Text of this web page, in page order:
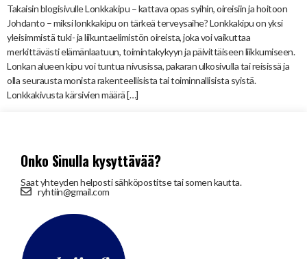
Takaisin blogisivulle Lonkkakipu – kattava opas syihin, oireisiin ja hoitoon
Johdanto – miksi lonkkakipu on tärkeä terveysaihe? Lonkkakipu on yksi
yleisimmistä tuki- ja liikuntaelimistön oireista, joka voi vaikuttaa
merkittävästi elämänlaatuun, toimintakykyyn ja päivittäiseen liikkumiseen.
Lonkan alueen kipu voi tuntua nivusissa, pakaran ulkosivulla tai reisissä ja
olla seurausta monista rakenteellisista tai toiminnallisista syistä.
Lonkkakivusta kärsivien määrä […]
Onko Sinulla kysyttävää?
Saat yhteyden helposti sähköpostitse tai somen kautta.
ryhtiin@gmail.com